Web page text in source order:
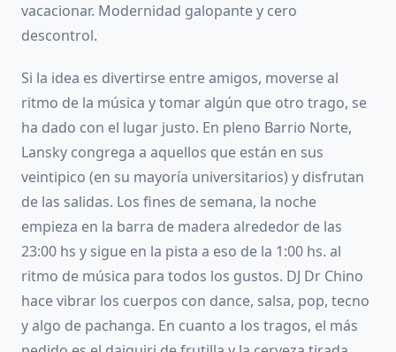
vacacionar. Modernidad galopante y cero
descontrol.
Si la idea es divertirse entre amigos, moverse al
ritmo de la música y tomar algún que otro trago, se
ha dado con el lugar justo. En pleno Barrio Norte,
Lansky congrega a aquellos que están en sus
veintipico (en su mayoría universitarios) y disfrutan
de las salidas. Los fines de semana, la noche
empieza en la barra de madera alrededor de las
23:00 hs y sigue en la pista a eso de la 1:00 hs. al
ritmo de música para todos los gustos. DJ Dr Chino
hace vibrar los cuerpos con dance, salsa, pop, tecno
y algo de pachanga. En cuanto a los tragos, el más